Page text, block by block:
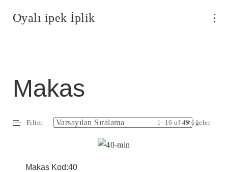
Oyalı ipek İplik
Makas
1–16 of 43 öğeler
Filter
Makas Kod:40